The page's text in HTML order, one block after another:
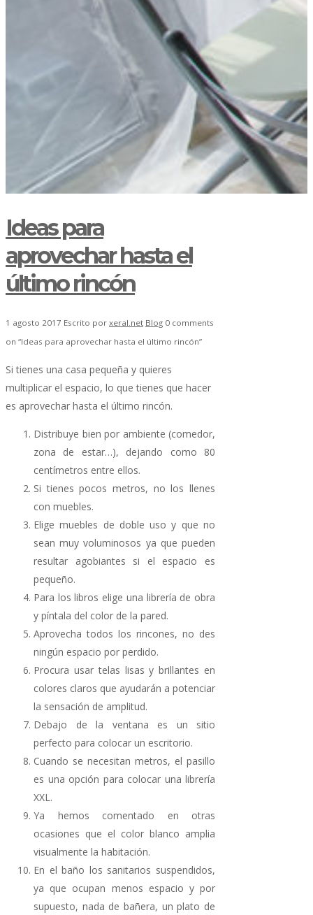
Ideas para
aprovechar hasta el
último rincón
1 agosto 2017 Escrito por xeral.net Blog 0 comments
on “Ideas para aprovechar hasta el último rincón”
Si tienes una casa pequeña y quieres
multiplicar el espacio, lo que tienes que hacer
es aprovechar hasta el último rincón.
Distribuye bien por ambiente (comedor,
zona de estar…), dejando como 80
centímetros entre ellos.
Si tienes pocos metros, no los llenes
con muebles.
Elige muebles de doble uso y que no
sean muy voluminosos ya que pueden
resultar agobiantes si el espacio es
pequeño.
Para los libros elige una librería de obra
y píntala del color de la pared.
Aprovecha todos los rincones, no des
ningún espacio por perdido.
Procura usar telas lisas y brillantes en
colores claros que ayudarán a potenciar
la sensación de amplitud.
Debajo de la ventana es un sitio
perfecto para colocar un escritorio.
Cuando se necesitan metros, el pasillo
es una opción para colocar una librería
XXL.
Ya hemos comentado en otras
ocasiones que el color blanco amplia
visualmente la habitación.
En el baño los sanitarios suspendidos,
ya que ocupan menos espacio y por
supuesto, nada de bañera, un plato de